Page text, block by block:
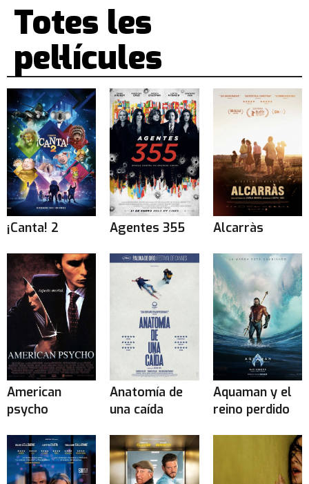
Totes les
pel·lícules
¡Canta! 2 Agentes 355 Alcarràs
American
psycho
Anatomía de
una caída
Aquaman y el
reino perdido